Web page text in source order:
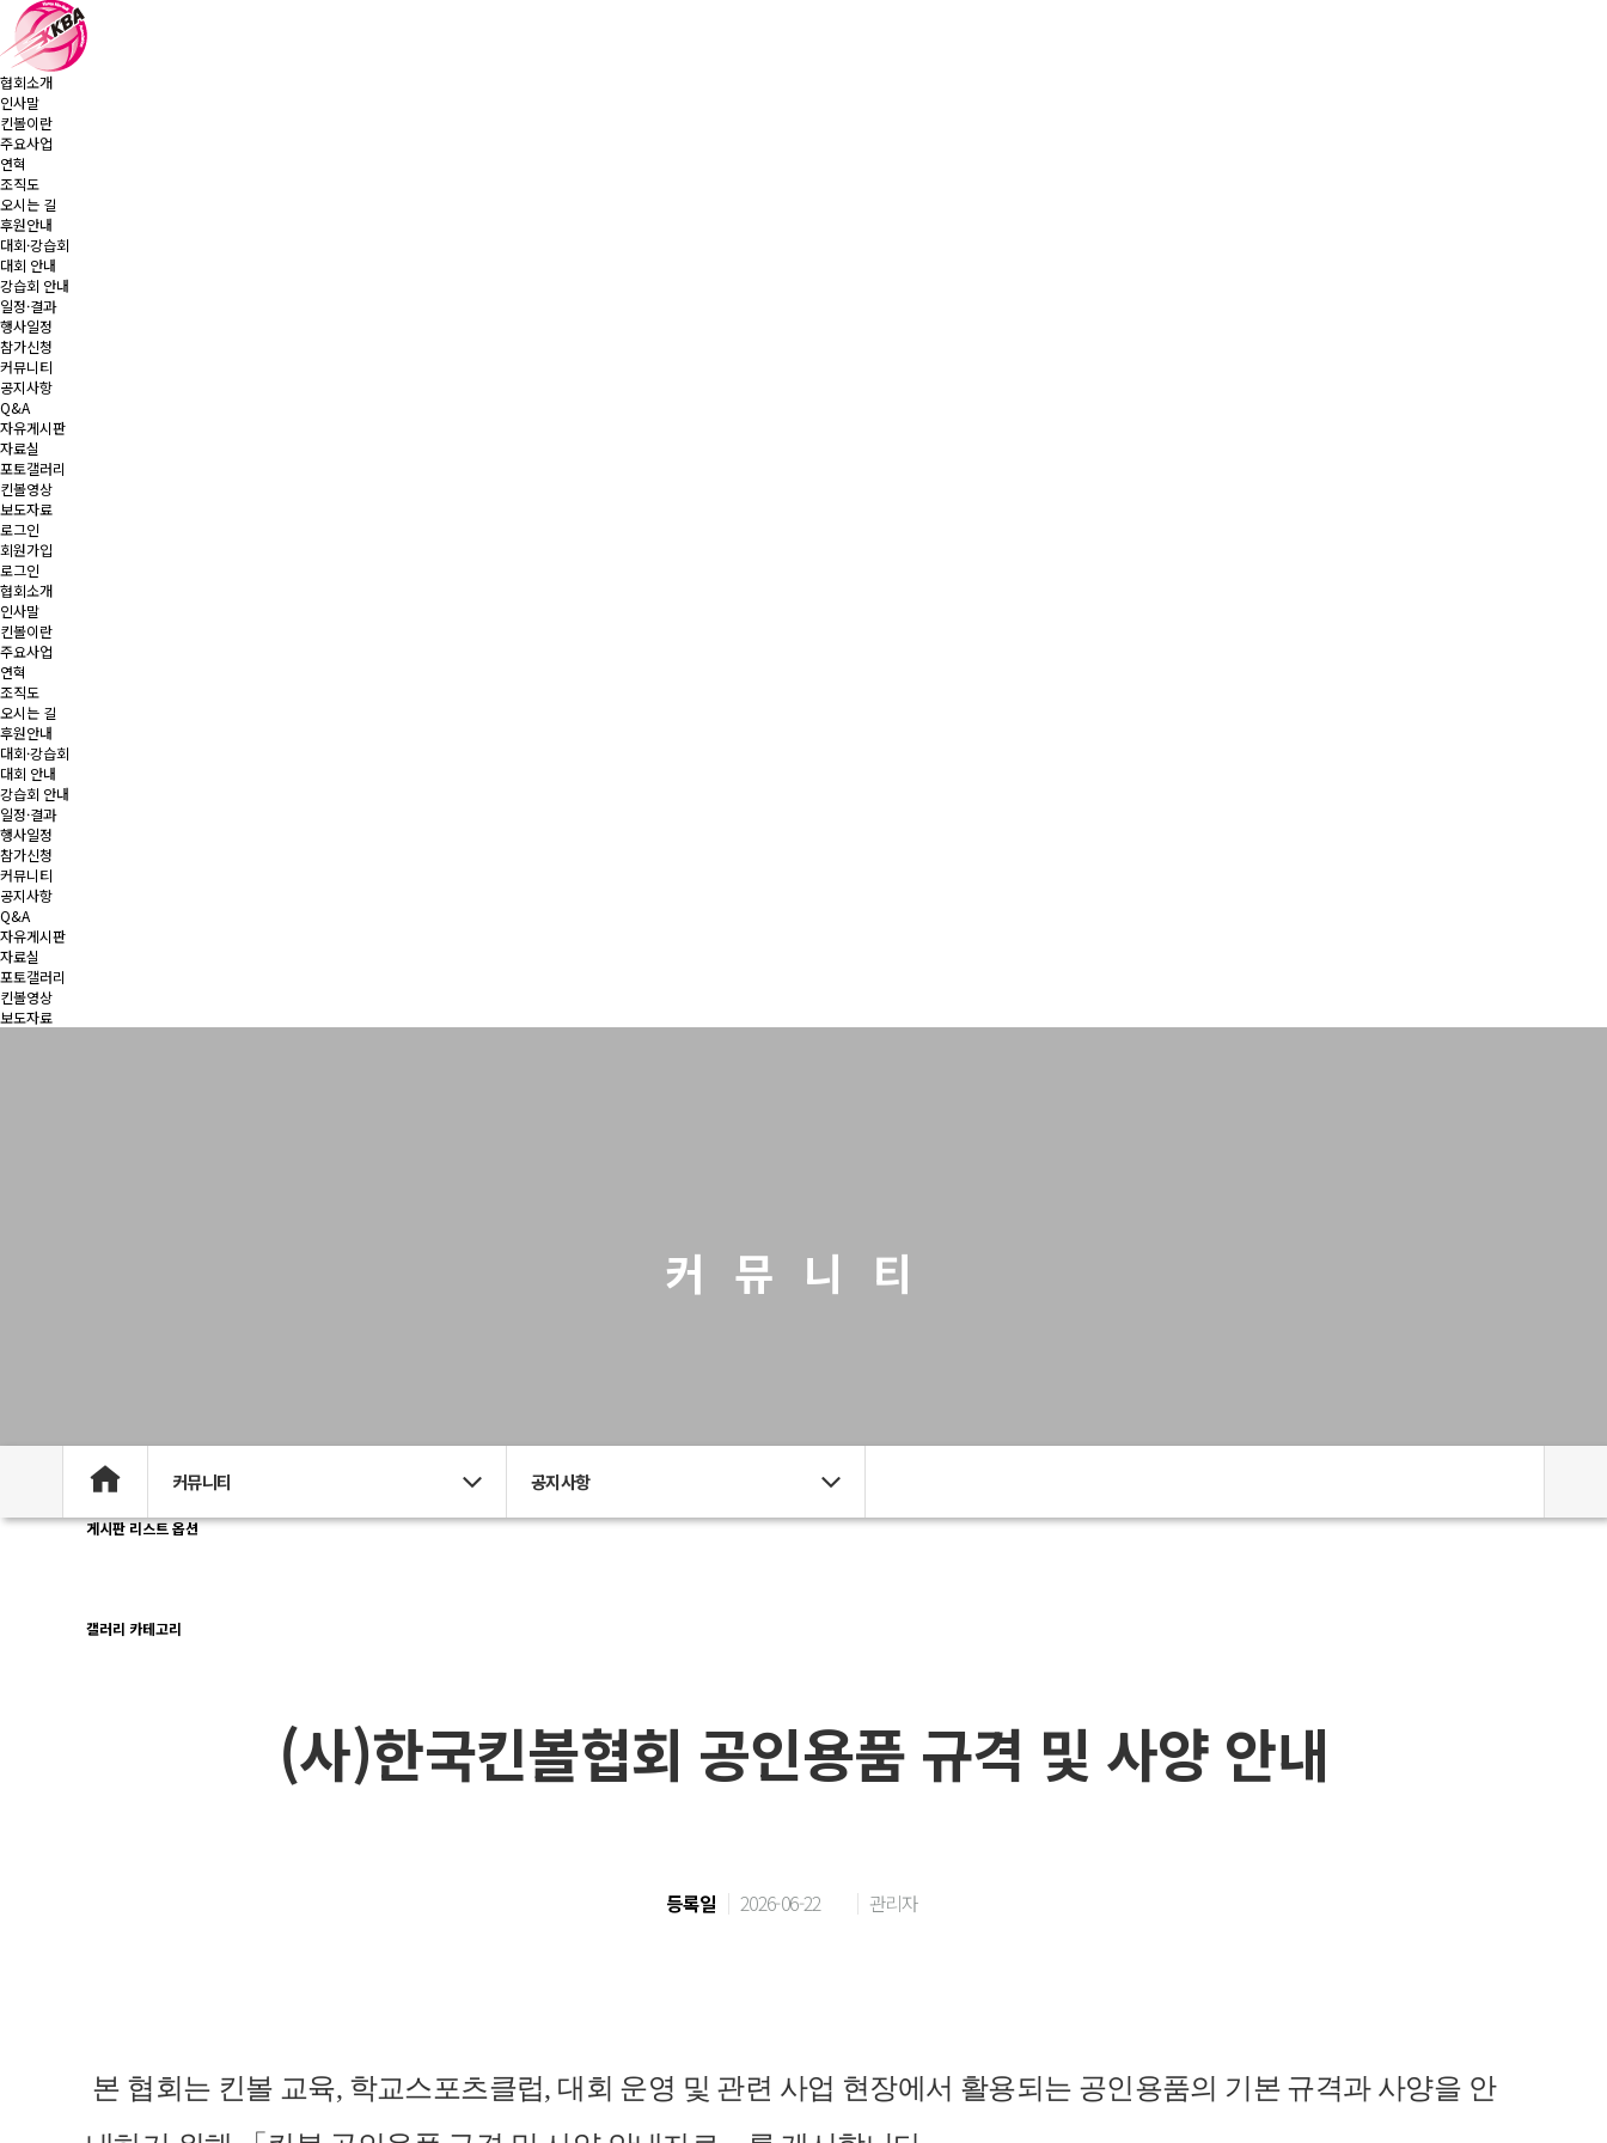
협회소개
인사말
킨볼이란
주요사업
연혁
조직도
오시는 길
후원안내
대회·강습회
대회 안내
강습회 안내
일정·결과
행사일정
참가신청
커뮤니티
공지사항
Q&A
자유게시판
자료실
포토갤러리
킨볼영상
보도자료
로그인
회원가입
로그인
협회소개
인사말
킨볼이란
주요사업
연혁
조직도
오시는 길
후원안내
대회·강습회
대회 안내
강습회 안내
일정·결과
행사일정
참가신청
커뮤니티
공지사항
Q&A
자유게시판
자료실
포토갤러리
킨볼영상
보도자료
커뮤니티
커뮤니티 공지사항
게시판 리스트 옵션
갤러리 카테고리
(사)한국킨볼협회 공인용품 규격 및 사양 안내
등록일 2026-06-22 관리자
본 협회는 킨볼 교육, 학교스포츠클럽, 대회 운영 및 관련 사업 현장에서 활용되는 공인용품의 기본 규격과 사양을 안